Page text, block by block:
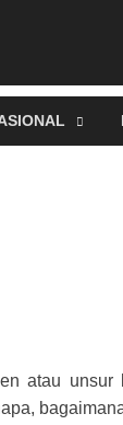
atau